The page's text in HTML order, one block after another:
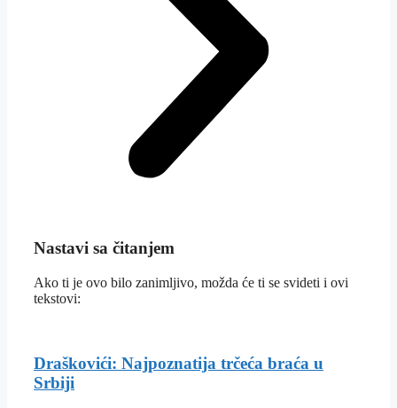
Nastavi sa čitanjem
Ako ti je ovo bilo zanimljivo, možda će ti se svideti i ovi
tekstovi:
Draškovići: Najpoznatija trčeća braća u
Srbiji